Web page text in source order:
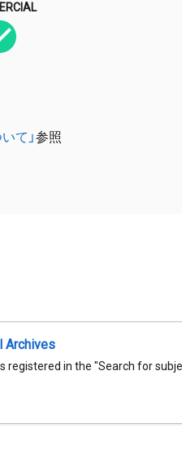
て」参照
Archives
registered in the "Search for